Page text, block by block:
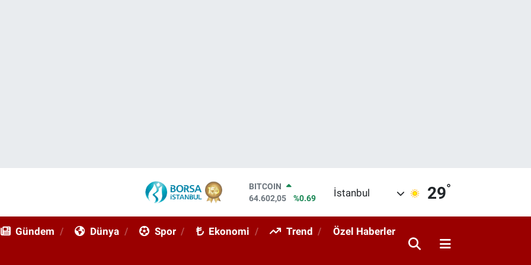
DOLAR
47,6006
%0.06
STERLİN
İstanbul 29°
Gündem Dünya Spor Ekonomi Trend Özel Haberler